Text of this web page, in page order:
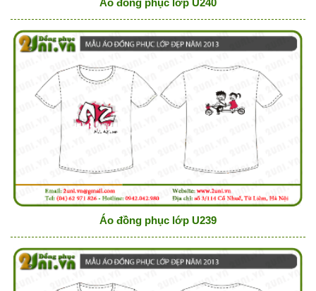
Áo đồng phục lớp U240
Áo đồng phục lớp U239